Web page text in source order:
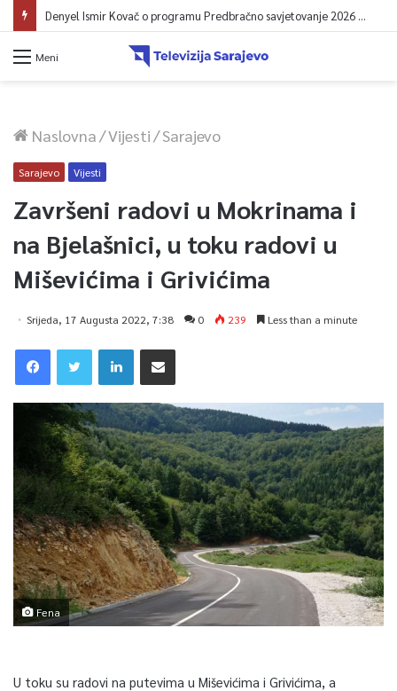
Denyel Ismir Kovač o programu Predbračno savjetovanje 2026 (video)
Meni
Naslovna/Vijesti/Sarajevo
Sarajevo Vijesti
Završeni radovi u Mokrinama i
na Bjelašnici, u toku radovi u
Miševićima i Grivićima
Srijeda, 17 Augusta 2022, 7:38 0 239 Less than a minute
Fena
U toku su radovi na putevima u Miševićima i Grivićima, a